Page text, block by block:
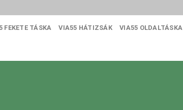
FEKETE TÁSKA VIA55 HÁTIZSÁK VIA55 OLDALTÁSKA